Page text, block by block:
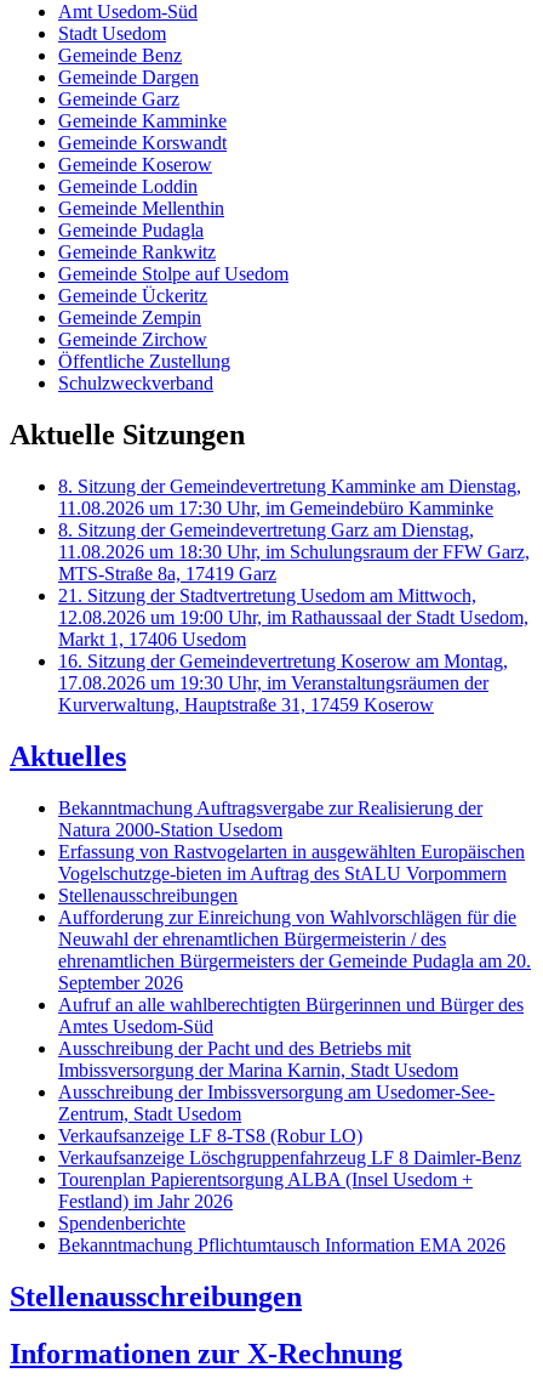
Amt Usedom-Süd
Stadt Usedom
Gemeinde Benz
Gemeinde Dargen
Gemeinde Garz
Gemeinde Kamminke
Gemeinde Korswandt
Gemeinde Koserow
Gemeinde Loddin
Gemeinde Mellenthin
Gemeinde Pudagla
Gemeinde Rankwitz
Gemeinde Stolpe auf Usedom
Gemeinde Ückeritz
Gemeinde Zempin
Gemeinde Zirchow
Öffentliche Zustellung
Schulzweckverband
Aktuelle Sitzungen
8. Sitzung der Gemeindevertretung Kamminke am Dienstag,
11.08.2026 um 17:30 Uhr, im Gemeindebüro Kamminke
8. Sitzung der Gemeindevertretung Garz am Dienstag,
11.08.2026 um 18:30 Uhr, im Schulungsraum der FFW Garz,
MTS-Straße 8a, 17419 Garz
21. Sitzung der Stadtvertretung Usedom am Mittwoch,
12.08.2026 um 19:00 Uhr, im Rathaussaal der Stadt Usedom,
Markt 1, 17406 Usedom
16. Sitzung der Gemeindevertretung Koserow am Montag,
17.08.2026 um 19:30 Uhr, im Veranstaltungsräumen der
Kurverwaltung, Hauptstraße 31, 17459 Koserow
Aktuelles
Bekanntmachung Auftragsvergabe zur Realisierung der
Natura 2000-Station Usedom
Erfassung von Rastvogelarten in ausgewählten Europäischen
Vogelschutzge-bieten im Auftrag des StALU Vorpommern
Stellenausschreibungen
Aufforderung zur Einreichung von Wahlvorschlägen für die
Neuwahl der ehrenamtlichen Bürgermeisterin / des
ehrenamtlichen Bürgermeisters der Gemeinde Pudagla am 20.
September 2026
Aufruf an alle wahlberechtigten Bürgerinnen und Bürger des
Amtes Usedom-Süd
Ausschreibung der Pacht und des Betriebs mit
Imbissversorgung der Marina Karnin, Stadt Usedom
Ausschreibung der Imbissversorgung am Usedomer-See-
Zentrum, Stadt Usedom
Verkaufsanzeige LF 8-TS8 (Robur LO)
Verkaufsanzeige Löschgruppenfahrzeug LF 8 Daimler-Benz
Tourenplan Papierentsorgung ALBA (Insel Usedom +
Festland) im Jahr 2026
Spendenberichte
Bekanntmachung Pflichtumtausch Information EMA 2026
Stellenausschreibungen
Informationen zur X-Rechnung